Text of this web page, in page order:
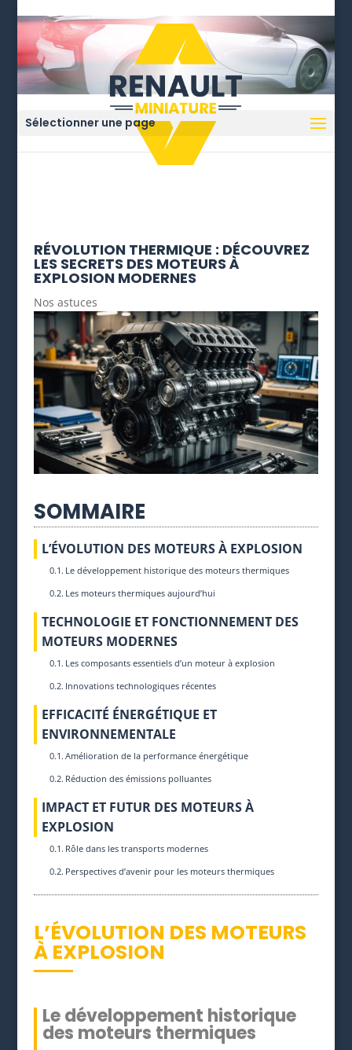
Sélectionner une page
RÉVOLUTION THERMIQUE : DÉCOUVREZ
LES SECRETS DES MOTEURS À
EXPLOSION MODERNES
Nos astuces
SOMMAIRE
L’ÉVOLUTION DES MOTEURS À EXPLOSION
Le développement historique des moteurs thermiques
Les moteurs thermiques aujourd’hui
TECHNOLOGIE ET FONCTIONNEMENT DES
MOTEURS MODERNES
Les composants essentiels d’un moteur à explosion
Innovations technologiques récentes
EFFICACITÉ ÉNERGÉTIQUE ET
ENVIRONNEMENTALE
Amélioration de la performance énergétique
Réduction des émissions polluantes
IMPACT ET FUTUR DES MOTEURS À
EXPLOSION
Rôle dans les transports modernes
Perspectives d’avenir pour les moteurs thermiques
L’ÉVOLUTION DES MOTEURS
À EXPLOSION
Le développement historique
des moteurs thermiques